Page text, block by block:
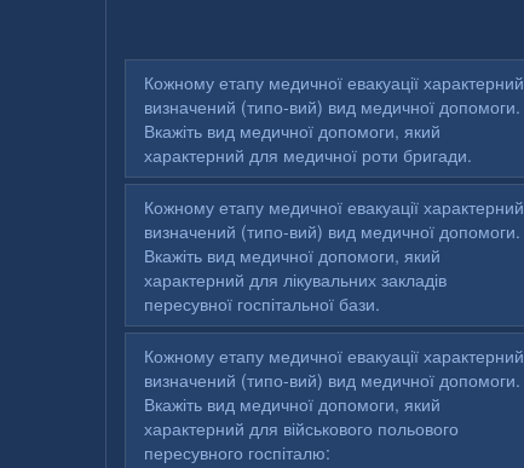
Кожному етапу медичної евакуації характерний
визначений (типо-вий) вид медичної допомоги.
Вкажіть вид медичної допомоги, який
характерний для медичної роти бригади.
Кожному етапу медичної евакуації характерний
визначений (типо-вий) вид медичної допомоги.
Вкажіть вид медичної допомоги, який
характерний для лікувальних закладів
пересувної госпітальної бази.
Кожному етапу медичної евакуації характерний
визначений (типо-вий) вид медичної допомоги.
Вкажіть вид медичної допомоги, який
характерний для військового польового
пересувного госпіталю: